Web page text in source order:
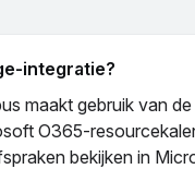
integratie?
maakt gebruik van
O365-
bekijken in